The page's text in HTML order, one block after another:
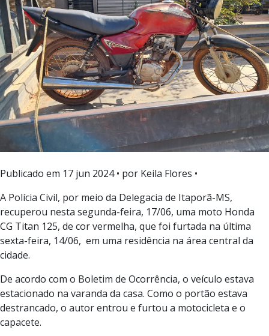
Publicado em 17 jun 2024• por Keila Flores •
A Polícia Civil, por meio da Delegacia de Itaporã-MS,
recuperou nesta segunda-feira, 17/06, uma moto Honda
CG Titan 125, de cor vermelha, que foi furtada na última
sexta-feira, 14/06, em uma residência na área central da
cidade.
De acordo com o Boletim de Ocorrência, o veículo estava
estacionado na varanda da casa. Como o portão estava
destrancado, o autor entrou e furtou a motocicleta e o
capacete.